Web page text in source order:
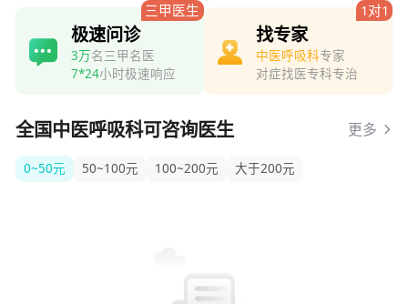
三甲医生
极速问诊
3万名三甲名医
7*24小时极速响应
1对1
找专家
中医呼吸科专家
对症找医专科专治
全国中医呼吸科可咨询医生 更多
0~50元 50~100元 100~200元 大于200元